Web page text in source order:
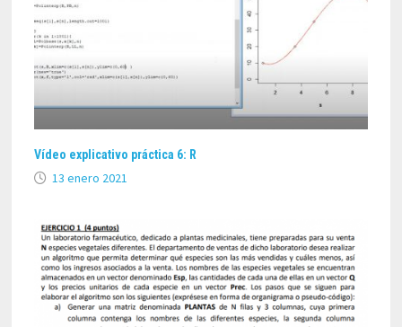
Vídeo explicativo práctica 6: R
13 enero 2021